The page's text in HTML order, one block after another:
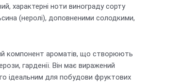
характерні ноти винограду сорту
(неролі), доповненими солодкими,
компонент ароматів, що створюють
гарденії. Він має виражений
ідеальним для побудови фруктових